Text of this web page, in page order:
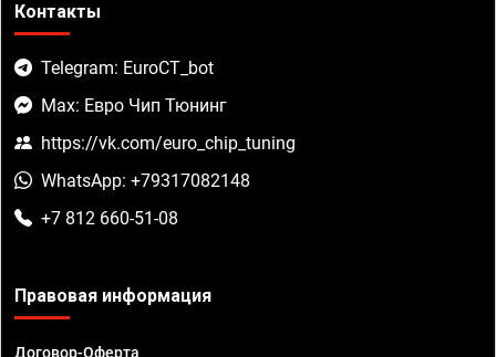
Контакты
Telegram: EuroCT_bot
Max: Евро Чип Тюнинг
https://vk.com/euro_chip_tuning
WhatsApp: +79317082148
+7 812 660-51-08
Правовая информация
Договор-Оферта